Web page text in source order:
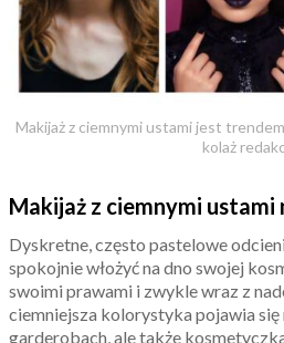
Makijaż z ciemnymi ustami jest
kolaż
Makijaż z ciemnymi ustami
Dyskretne, często pastelowe
spokojnie włożyć na dno swojej
swoimi prawami i zwykle wraz z
ciemniejsza kolorystyka pojawia się
garderobach, ale także